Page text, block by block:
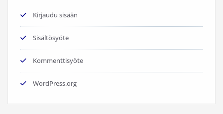
Kirjaudu sisään
Sisältösyöte
Kommenttisyöte
WordPress.org